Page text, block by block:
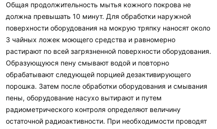
Общая продолжительность мытья кожного покрова не
должна превышать 10 минут. Для обработки наружной
поверхности оборудования на мокрую тряпку наносят около
3 чайных ложек моющего средства и равномерно
растирают по всей загрязненной поверхности оборудования.
Образующуюся пену смывают водой и повторно
обрабатывают следующей порцией дезактивирующего
порошка. Затем после обработки оборудования и смывания
пены, оборудование насухо вытирают и путем
радиометрического контроля определяют величину
остаточной радиоактивности. При необходимости проводят